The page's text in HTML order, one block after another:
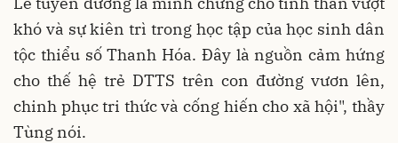
khó và sự kiên trì trong học tập của học sinh dân
tộc thiểu số Thanh Hóa. Đây là nguồn cảm hứng
cho thế hệ trẻ DTTS trên con đường vươn lên,
chinh phục tri thức và cống hiến cho xã hội", thầy
Tùng nói.